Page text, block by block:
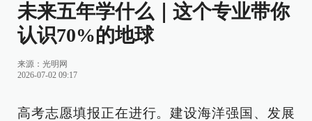
未来五年学什么｜这个专业带你
认识70%的地球
来源： 光明网
2026-07-02 09:17
高考志愿填报正在进行。建设海洋强国、发展